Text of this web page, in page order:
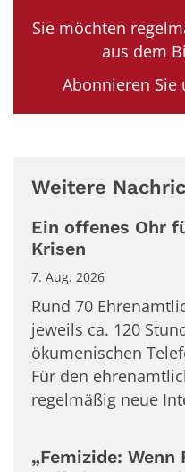
Sie möchten
aus dem
Abonnieren Sie
Weitere
Ein offenes Ohr
Krisen
7. Aug. 2026
Rund 70
jeweils ca. 120
ökumenischen
Für den
regelmäßig neue
„Femizide: